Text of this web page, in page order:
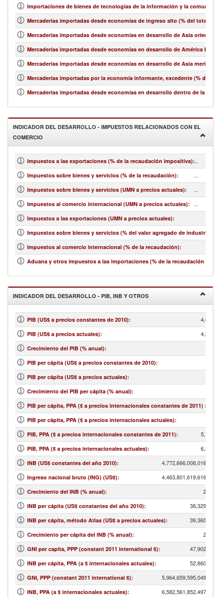
Importaciones de bienes de tecnologías de la información y la
Mercaderías importadas desde economías de ingreso alto (% del total de
Mercaderías importadas desde economías en desarrollo de Asia oriental
Mercaderías importadas desde economías en desarrollo de América
Mercaderías importadas desde economías en desarrollo de Asia
Mercaderías importadas por la economía informante, excedente (% del
Mercaderías importadas desde economías en desarrollo dentro de la
INDICADOR DEL DESARROLLO - IMPUESTOS RELACIONADOS CON EL
COMERCIO
Impuestos a las exportaciones (% de la recaudación impositiva):...
Impuestos sobre bienes y servicios (% de la recaudación): ...
Impuestos sobre bienes y servicios (UMN a precios actuales): ...
Impuestos al comercio internacional (UMN a precios actuales): ...
Impuestos a las exportaciones (UMN a precios actuales):
Impuestos sobre bienes y servicios (% del valor agregado de industria y
Impuestos al comercio internacional (% de la recaudación):
Aduana y otros impuestos a las importaciones (% de la recaudación
INDICADOR DEL DESARROLLO - PIB, INB Y OTROS
PIB (US$ a precios constantes de 2010):
PIB (US$ a precios actuales):
Crecimiento del PIB (% anual):
PIB per cápita (US$ a precios constantes de 2010):
PIB per cápita (US$ a precios actuales):
Crecimiento del PIB per cápita (% anual):
PIB per cápita, PPA ($ a precios internacionales constantes de 2011) :
PIB per cápita, PPA ($ a precios internacionales actuales):
PIB, PPA ($ a precios internacionales constantes de 2011):
PIB, PPA ($ a precios internacionales actuales):
INB (US$ constantes del año 2010): 4,772,666,008,016.57
Ingreso nacional bruto (ING) (US$): 4,463,801,619,616.66
Crecimiento del INB (% anual): 2.73
INB per cápita (US$ constantes del año 2010): 38,329.54
INB per cápita, método Atlas (US$ a precios actuales): 39,360.00
Crecimiento per cápita del INB (% anual): 2.98
GNI per capita, PPP (constant 2011 international $): 47,902.51
INB per cápita, PPA (a $ internacionales actuales): 52,860.00
GNI, PPP (constant 2011 international $): 5,964,659,595,049.34
INB, PPA (a $ internacionales actuales): 6,582,561,852,497.43